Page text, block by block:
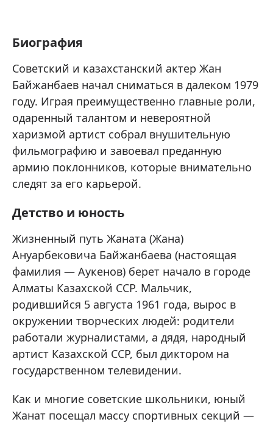
Биография
Советский и казахстанский актер Жан
Байжанбаев начал сниматься в далеком 1979
году. Играя преимущественно главные роли,
одаренный талантом и невероятной
харизмой артист собрал внушительную
фильмографию и завоевал преданную
армию поклонников, которые внимательно
следят за его карьерой.
Детство и юность
Жизненный путь Жаната (Жана)
Ануарбековича Байжанбаева (настоящая
фамилия — Аукенов) берет начало в городе
Алматы Казахской ССР. Мальчик,
родившийся 5 августа 1961 года, вырос в
окружении творческих людей: родители
работали журналистами, а дядя, народный
артист Казахской ССР, был диктором на
государственном телевидении.
Как и многие советские школьники, юный
Жанат посещал массу спортивных секций —